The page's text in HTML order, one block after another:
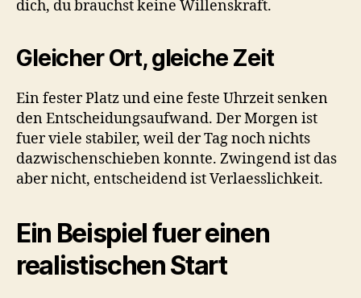
dich, du brauchst keine Willenskraft.
Gleicher Ort, gleiche Zeit
Ein fester Platz und eine feste Uhrzeit senken
den Entscheidungsaufwand. Der Morgen ist
fuer viele stabiler, weil der Tag noch nichts
dazwischenschieben konnte. Zwingend ist das
aber nicht, entscheidend ist Verlaesslichkeit.
Ein Beispiel fuer einen
realistischen Start